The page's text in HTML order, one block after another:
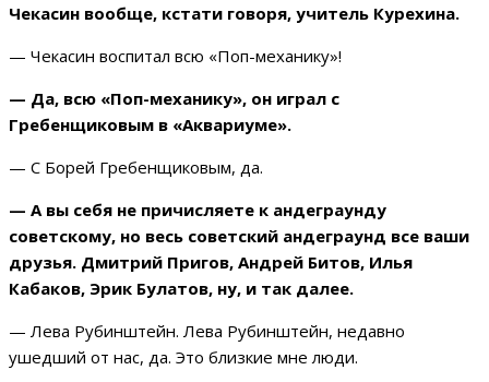
Чекасин вообще, кстати говоря, учитель Курехина.
— Чекасин воспитал всю «Поп-механику»!
— Да, всю «Поп-механику», он играл с
Гребенщиковым в «Аквариуме».
— С Борей Гребенщиковым, да.
— А вы себя не причисляете к андеграунду
советскому, но весь советский андеграунд все ваши
друзья. Дмитрий Пригов, Андрей Битов, Илья
Кабаков, Эрик Булатов, ну, и так далее.
— Лева Рубинштейн. Лева Рубинштейн, недавно
ушедший от нас, да. Это близкие мне люди.